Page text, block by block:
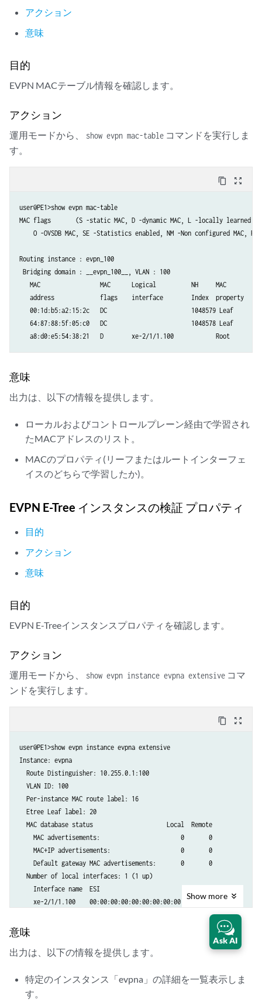
アクション
意味
目的
EVPN MACテーブル情報を確認します。
アクション
運用モードから、 show evpn mac-table コマンドを実行しま
す。
content_copy zoom_out_map
user@PE1>show evpn mac-table
MAC flags       (S -static MAC, D -dynamic MAC, L -locally learned, C
O -OVSDB MAC, SE -Statistics enabled, NM -Non configured MAC, R
Routing instance : evpn_100
Bridging domain : __evpn_100__, VLAN : 100
   MAC                 MAC      Logical          NH     MAC
   address             flags    interface        Index  property
   00:1d:b5:a2:15:2c   DC                        1048579 Leaf
   64:87:88:5f:05:c0   DC                        1048578 Leaf
   a8:d0:e5:54:38:21   D        xe-2/1/1.100            Root
意味
出力は、以下の情報を提供します。
ローカルおよびコントロールプレーン経由で学習され
たMACアドレスのリスト。
MACのプロパティ(リーフまたはルートインターフェ
イスのどちらで学習したか)。
EVPN E-Tree インスタンスの検証 プロパティ
目的
アクション
意味
目的
EVPN E-Treeインスタンスプロパティを確認します。
アクション
運用モードから、 show evpn instance evpna extensive コマ
ンドを実行します。
content_copy zoom_out_map
user@PE1>show evpn instance evpna extensive
Instance: evpna
  Route Distinguisher: 10.255.0.1:100
  VLAN ID: 100
  Per-instance MAC route label: 16
  Etree Leaf label: 20
  MAC database status                     Local  Remote
    MAC advertisements:                       0       0
    MAC+IP advertisements:                    0       0
    Default gateway MAC advertisements:       0       0
  Number of local interfaces: 1 (1 up)
Interface name  ESI                            Mode
xe-2/1/1.100    00:00:00:00:00:00:00:00:00:00  single-homed
  Number of bridge domains: 1
VLAN  Domain ID   Intfs / up    IRB intf   Mode             MAC
100                  1    1                Extended
Address               MAC    MAC+IP        AD        IM
10.255.0.2              0         0         1         1
Show more
意味
出力は、以下の情報を提供します。
特定のインスタンス「evpna」の詳細を一覧表示しま
す。
Ask AI